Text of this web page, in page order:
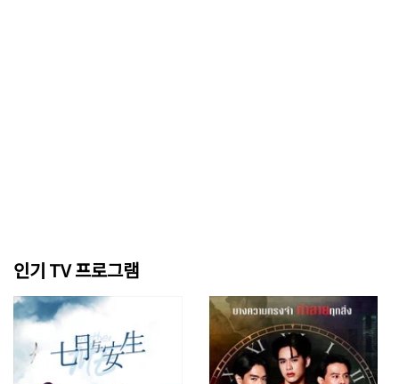
인기 TV 프로그램